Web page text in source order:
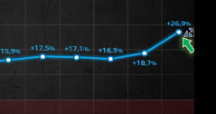
Υλικού και της
ανακύκλωσης. Διευκρινίζεται ότι
αρχειακό υλικό που είχε
στο ψηφιακό αρχείο του ΟΠΕΚΕΠ...